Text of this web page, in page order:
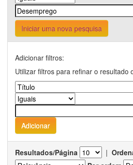
Iniciar uma nova pesquisa
Adicionar filtros:
Utilizar filtros para refinar o resultado
Resultados/Página |